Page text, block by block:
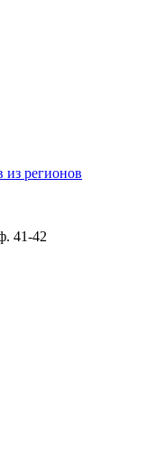
из регионов
41-42